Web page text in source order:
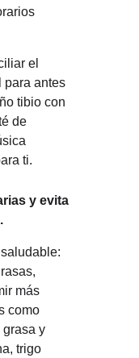
el
para antes
tibio con
de
ti.
y evita
más
como
grasa y
trigo